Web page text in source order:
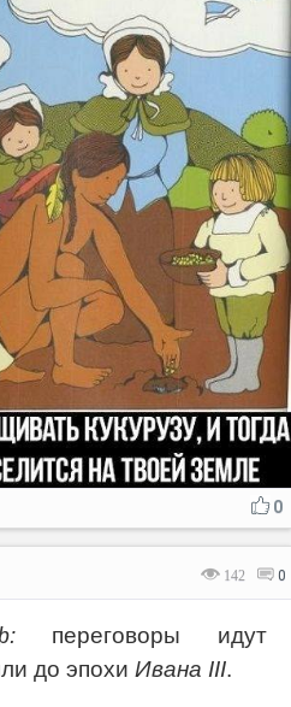
0
142 0
переговоры идут
до эпохи Ивана III.